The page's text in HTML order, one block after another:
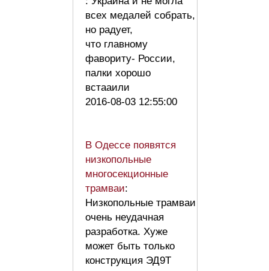
всех медалей собрать,
но радует,
что главному
фавориту- России,
палки хорошо
встааили
2016-08-03 12:55:00
В Одессе появятся
низкопольные
многосекционные
трамваи:
Низкопольные трамваи
очень неудачная
разработка. Хуже
может быть только
конструкция ЭД9Т